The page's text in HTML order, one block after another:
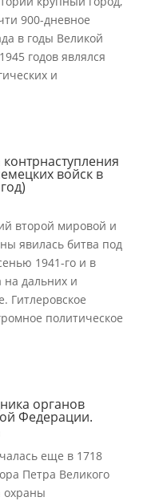
900-дневное
в годы Великой
годов являлся
и
войск в
второй мировой и
явилась битва под
1941-го и в
дальних и
Гитлеровское
политическое
органов
Федерации.
еще в 1718
Петра Великого
охраны